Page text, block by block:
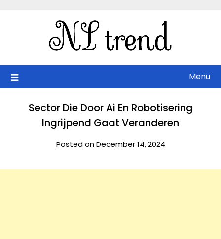
Menu
Sector Die Door Ai En Robotisering
Ingrijpend Gaat Veranderen
Posted on December 14, 2024